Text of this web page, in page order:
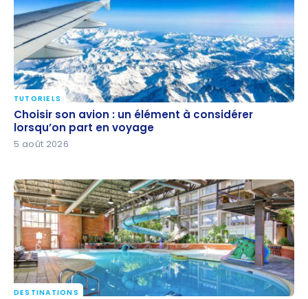
Choisir son avion : un élément à considérer
lorsqu’on part en voyage
TUTORIELS
Choisir son avion : un élément à considérer
lorsqu’on part en voyage
5 août 2026
DESTINATIONS